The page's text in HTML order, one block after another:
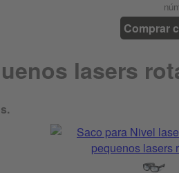
Comprar
lasers